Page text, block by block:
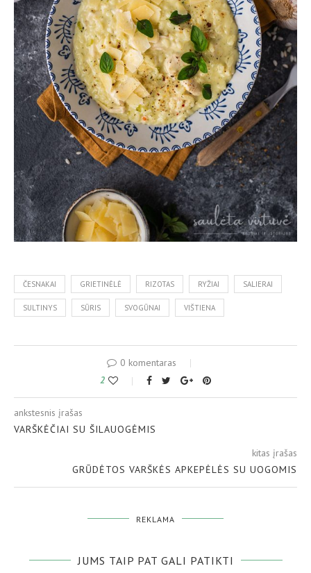
ČESNAKAI GRIETINĖLĖ RIZOTAS RYŽIAI SALIERAI
SULTINYS SŪRIS SVOGŪNAI VIŠTIENA
0 komentaras
2
ankstesnis įrašas
VARŠKĖČIAI SU ŠILAUOGĖMIS
kitas įrašas
GRŪDĖTOS VARŠKĖS APKEPĖLĖS SU UOGOMIS
REKLAMA
JUMS TAIP PAT GALI PATIKTI